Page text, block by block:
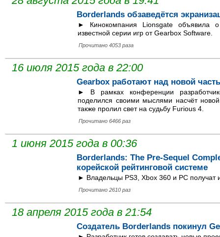
Borderlands обзаведётся
► Кинокомпания Lionsgate объявила
известной серии игр от Gearbox Software.
Прочитано 4053 раза
16 июля 2015 года в 22:00
Gearbox работают над новой
► В рамках конференции
поделился своими мыслями насчёт
также пролил свет на судьбу Furious 4.
Прочитано 6466 раз
1 июня 2015 года в 00:36
Borderlands: The Pre-Sequel
корейской рейтинговой системе
► Владельцы PS3, Xbox 360 и PC получат
Прочитано 2610 раз
18 апреля 2015 года в 21:54
Создатель Borderlands покинул